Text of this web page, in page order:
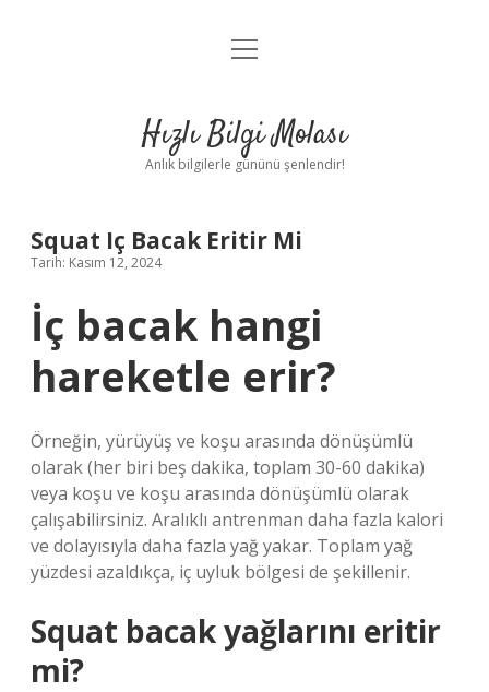
Anasayfa
Yasal Uyarı
menüyü
Hızlı Bilgi Molası
Anlık bilgilerle gününü şenlendir!
Squat Iç Bacak Eritir Mi
Tarih: Kasım 12, 2024
İç bacak hangi
hareketle erir?
Örneğin, yürüyüş ve koşu arasında dönüşümlü
olarak (her biri beş dakika, toplam 30-60 dakika)
veya koşu ve koşu arasında dönüşümlü olarak
çalışabilirsiniz. Aralıklı antrenman daha fazla kalori
ve dolayısıyla daha fazla yağ yakar. Toplam yağ
yüzdesi azaldıkça, iç uyluk bölgesi de şekillenir.
Squat bacak yağlarını eritir
mi?